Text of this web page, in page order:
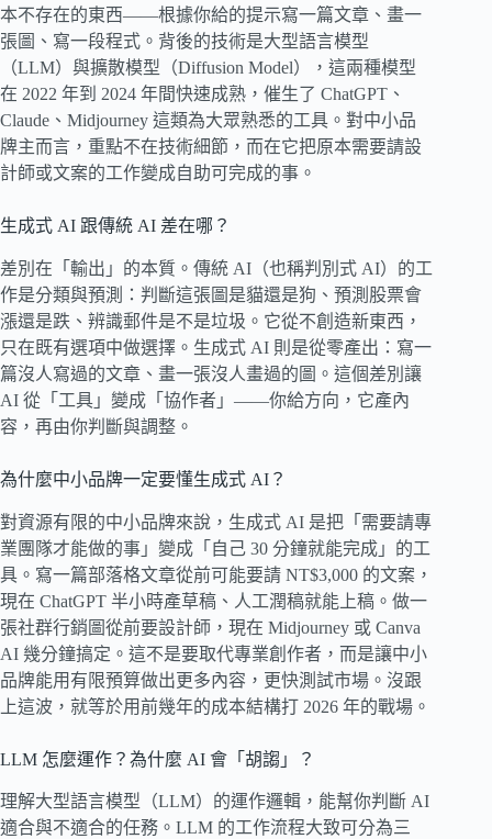
本不存在的東西——根據你給的提示寫一篇文章、畫一
張圖、寫一段程式。背後的技術是大型語言模型
（LLM）與擴散模型（Diffusion Model），這兩種模型
在 2022 年到 2024 年間快速成熟，催生了 ChatGPT、
Claude、Midjourney 這類為大眾熟悉的工具。對中小品
牌主而言，重點不在技術細節，而在它把原本需要請設
計師或文案的工作變成自助可完成的事。
生成式 AI 跟傳統 AI 差在哪？
差別在「輸出」的本質。傳統 AI（也稱判別式 AI）的工
作是分類與預測：判斷這張圖是貓還是狗、預測股票會
漲還是跌、辨識郵件是不是垃圾。它從不創造新東西，
只在既有選項中做選擇。生成式 AI 則是從零產出：寫一
篇沒人寫過的文章、畫一張沒人畫過的圖。這個差別讓
AI 從「工具」變成「協作者」——你給方向，它產內
容，再由你判斷與調整。
為什麼中小品牌一定要懂生成式 AI？
對資源有限的中小品牌來說，生成式 AI 是把「需要請專
業團隊才能做的事」變成「自己 30 分鐘就能完成」的工
具。寫一篇部落格文章從前可能要請 NT$3,000 的文案，
現在 ChatGPT 半小時產草稿、人工潤稿就能上稿。做一
張社群行銷圖從前要設計師，現在 Midjourney 或 Canva
AI 幾分鐘搞定。這不是要取代專業創作者，而是讓中小
品牌能用有限預算做出更多內容，更快測試市場。沒跟
上這波，就等於用前幾年的成本結構打 2026 年的戰場。
LLM 怎麼運作？為什麼 AI 會「胡謅」？
理解大型語言模型（LLM）的運作邏輯，能幫你判斷 AI
適合與不適合的任務。LLM 的工作流程大致可分為三